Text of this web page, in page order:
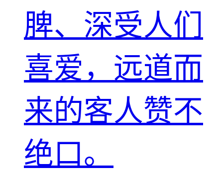
脾、深受人们
喜爱，远道而
来的客人赞不
绝口。